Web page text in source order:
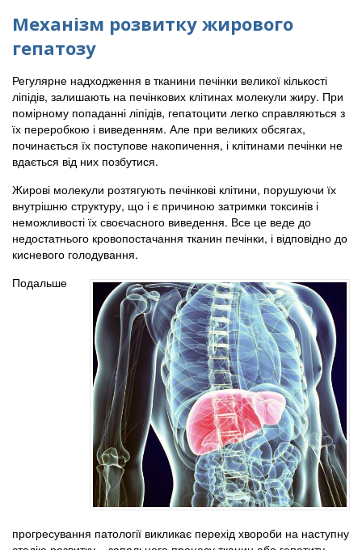
Механізм розвитку жирового
гепатозу
Регулярне надходження в тканини печінки великої кількості
ліпідів, залишають на печінкових клітинах молекули жиру. При
помірному попаданні ліпідів, гепатоцити легко справляються з
їх переробкою і виведенням. Але при великих обсягах,
починається їх поступове накопичення, і клітинами печінки не
вдається від них позбутися.
Жирові молекули розтягують печінкові клітини, порушуючи їх
внутрішню структуру, що і є причиною затримки токсинів і
неможливості їх своєчасного виведення. Все це веде до
недостатнього кровопостачання тканин печінки, і відповідно до
кисневого голодування.
Подальше
прогресування патології викликає перехід хвороби на наступну